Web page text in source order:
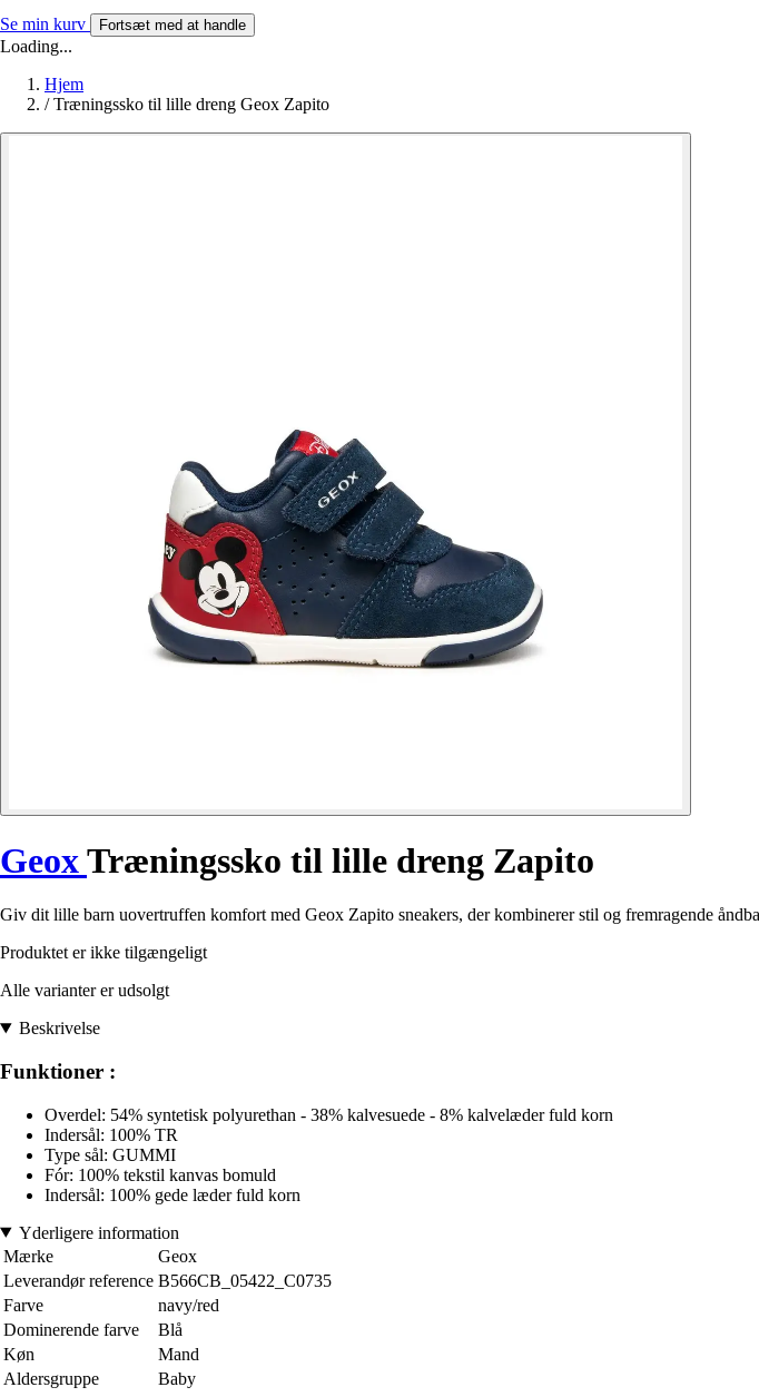
Se min kurv Fortsæt med at handle
Loading...
Hjem
/ Træningssko til lille dreng Geox Zapito
GeoxTræningssko til lille dreng Zapito
Giv dit lille barn uovertruffen komfort med Geox Zapito sneakers, der kombinerer stil og fremragende
Produktet er ikke tilgængeligt
Alle varianter er udsolgt
Beskrivelse
Funktioner :
Overdel: 54% syntetisk polyurethan - 38% kalvesuede - 8% kalvelæder fuld korn
Indersål: 100% TR
Type sål: GUMMI
Fór: 100% tekstil kanvas bomuld
Indersål: 100% gede læder fuld korn
Yderligere information
Mærke
Geox
Leverandør reference B566CB_05422_C0735
Farve
navy/red
Dominerende farve
Blå
Køn
Mand
Aldersgruppe
Baby